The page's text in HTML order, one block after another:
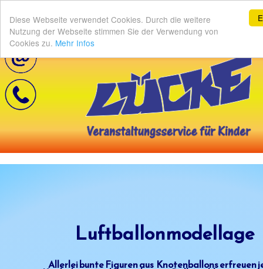
Diese Webseite verwendet Cookies. Durch die weitere
Nutzung der Webseite stimmen Sie der Verwendung von
Cookies zu. Mehr Infos
Luftballonmodellage
Allerlei bunte Figuren aus Knotenballons erfreuen